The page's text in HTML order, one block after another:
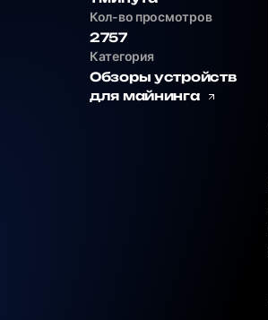
Кол-во просмотров
2757
Категория
Обзоры устройств
для майнинга